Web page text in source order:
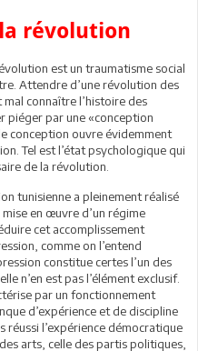
révolution
est un traumatisme social
Attendre d’une révolution des
connaître l’histoire des
piéger par une «conception
conception ouvre évidemment
Tel est l’état psychologique qui
de la révolution.
tunisienne a pleinement réalisé
en œuvre d’un régime
cet accomplissement
comme on l’entend
constitue certes l’un des
n’en est pas l’élément exclusif.
par un fonctionnement
d’expérience et de discipline
réussi l’expérience démocratique
arts, celle des partis politiques,